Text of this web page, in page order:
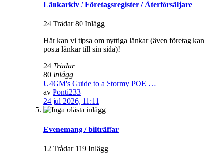
Länkarkiv / Företagsregister / Återförsäljare
24 Trådar 80 Inlägg
Här kan vi tipsa om nyttiga länkar (även företag kan
posta länkar till sin sida)!
24 Trådar
80 Inlägg
U4GM's Guide to a Stormy POE …
av Ponti233
24 jul 2026, 11:11
Evenemang / bilträffar
12 Trådar 119 Inlägg